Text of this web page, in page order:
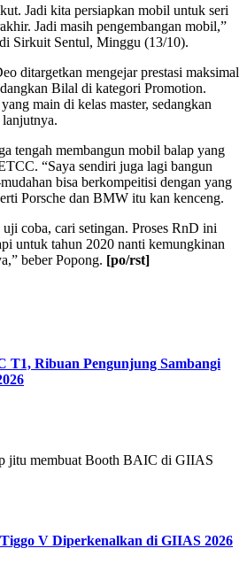
Jadi kita persiapkan mobil untuk seri
Jadi masih pengembangan mobil,”
Sirkuit Sentul, Minggu (13/10).
ditargetkan mengejar prestasi maksimal
Bilal di kategori Promotion.
main di kelas master, sedangkan
tengah membangun mobil balap yang
“Saya sendiri juga lagi bangun
bisa berkompeitisi dengan yang
Porsche dan BMW itu kan kenceng.
coba, cari setingan. Proses RnD ini
untuk tahun 2020 nanti kemungkinan
beber Popong. [po/rst]
T1, Ribuan Pengunjung Sambangi
jitu membuat Booth BAIC di GIIAS
V Diperkenalkan di GIIAS 2026